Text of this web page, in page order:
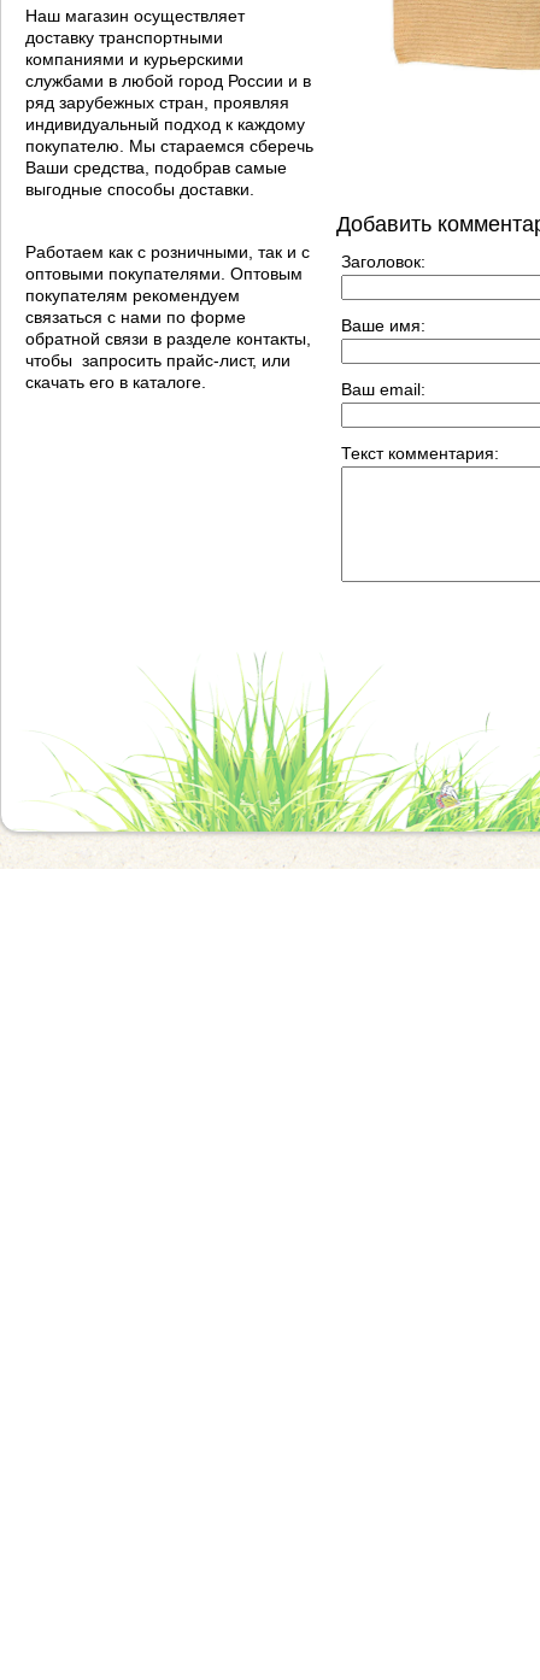
Наш магазин осуществляет
доставку транспортными
компаниями и курьерскими
службами в любой город России и в
ряд зарубежных стран, проявляя
индивидуальный подход к каждому
покупателю. Мы стараемся сберечь
Ваши средства, подобрав самые
выгодные способы доставки.
Работаем как с розничными, так и с
оптовыми покупателями. Оптовым
покупателям рекомендуем
связаться с нами по форме
обратной связи в разделе контакты,
чтобы запросить прайс-лист, или
скачать его в каталоге.
Добавить
Заголовок:
Ваше имя:
Ваш email:
Текст комментария: